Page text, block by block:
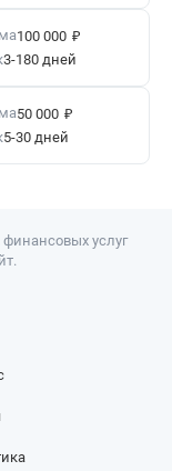
100 000 ₽
3-180 дней
50 000 ₽
5-30 дней
услуг